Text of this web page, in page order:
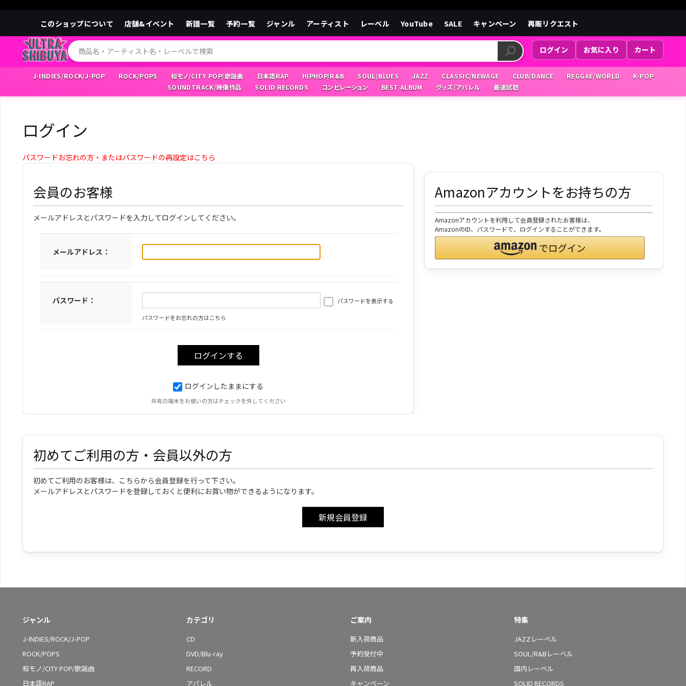
このショップについて 店舗&イベント 新譜一覧 予約一覧 ジャンル アーティスト レーベル YouTube SALE キャンペーン 再販リクエスト
ログイン お気に入り カート
J-INDIES/ROCK/J-POP ROCK/POPS 和モノ/CITY POP/歌謡曲 日本語RAP HIPHOP/R&B SOUL/BLUES JAZZ CLASSIC/NEWAGE CLUB/DANCE REGGAE/WORLD
K-POP
SOUNDTRACK/映像作品
SOLID RECORDS コンピレーション BEST ALBUM グッズ/アパレル 最速試聴
ログイン
パスワードお忘れの方・またはパスワードの再設定はこちら
会員のお客様
メールアドレスとパスワードを入力してログインしてください。
メールアドレス：
パスワード： パスワードを表示する
パスワードをお忘れの方はこちら
ログインしたままにする
共有の端末をお使いの方はチェックを外してください
Amazonアカウントをお持ちの方
Amazonアカウントを利用して会員登録されたお客様は、
AmazonのID、パスワードで、ログインすることができます。
初めてご利用の方・会員以外の方
初めてご利用のお客様は、こちらから会員登録を行って下さい。
メールアドレスとパスワードを登録しておくと便利にお買い物ができるようになります。
ジャンル
J-INDIES/ROCK/J-POP
ROCK/POPS
和モノ/CITY POP/歌謡曲
日本語RAP
カテゴリ
CD
DVD/Blu-ray
RECORD
アパレル
ご案内
新入荷商品
予約受付中
再入荷商品
キャンペーン
特集
JAZZレーベル
SOUL/R&Bレーベル
国内レーベル
SOLID RECORDS